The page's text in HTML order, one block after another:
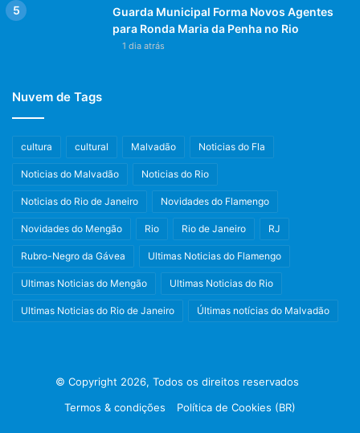
Guarda Municipal Forma Novos Agentes
para Ronda Maria da Penha no Rio
1 dia atrás
Nuvem de Tags
cultura cultural Malvadão Noticias do Fla
Noticias do Malvadão Noticias do Rio
Noticias do Rio de Janeiro Novidades do Flamengo
Novidades do Mengão Rio Rio de Janeiro RJ
Rubro-Negro da Gávea Ultimas Noticias do Flamengo
Ultimas Noticias do Mengão Ultimas Noticias do Rio
Ultimas Noticias do Rio de Janeiro Últimas notícias do Malvadão
© Copyright 2026, Todos os direitos reservados
Termos & condições
Política de Cookies (BR)